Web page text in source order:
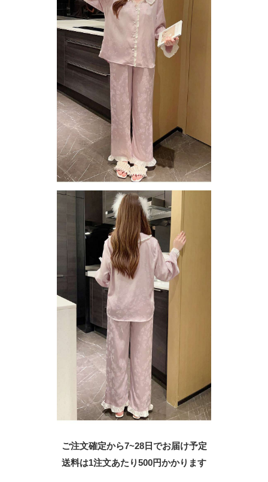
ご注文確定から7~28日でお届け予定
送料は1注文あたり500円かかります